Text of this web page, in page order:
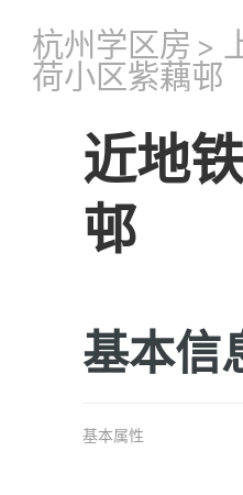
杭州学区房 >
荷小区紫藕邨
近地
邨
基本信
基本属性